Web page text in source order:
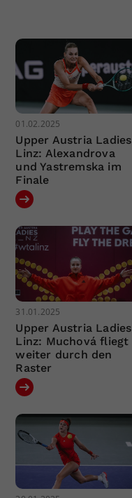
01.02.2025
Upper Austria Ladies
Linz: Alexandrova
und Yastremska im
Finale
31.01.2025
Upper Austria Ladies
Linz: Muchová fliegt
weiter durch den
Raster